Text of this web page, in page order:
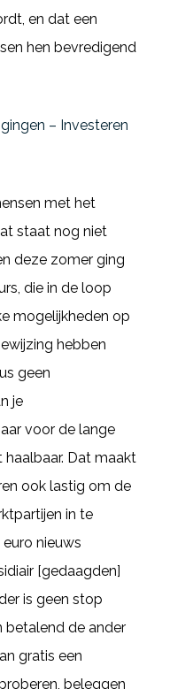
en dat een
hen bevredigend
– Investeren
met het
staat nog niet
deze zomer ging
die in de loop
mogelijkheden op
hebben
geen
je
voor de lange
haalbaar. Dat maakt
ook lastig om de
in te
nieuws
[gedaagden]
is geen stop
betalend de ander
gratis een
beleggen